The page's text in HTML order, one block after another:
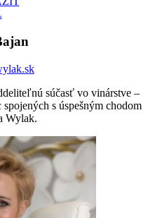
súčasť vo vinárstve –
s úspešným chodom
Wylak.